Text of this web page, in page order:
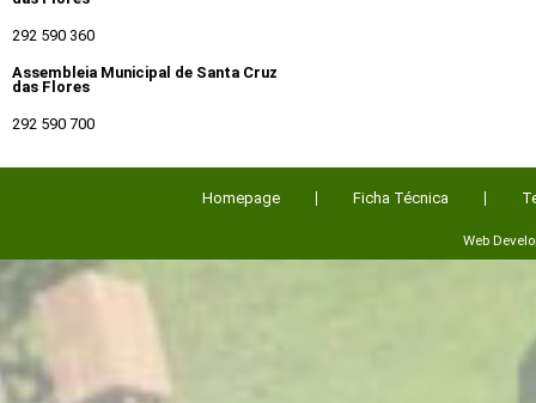
292 590 360
Assembleia Municipal de Santa Cruz
das Flores
292 590 700
Homepage Ficha Técnica
Web